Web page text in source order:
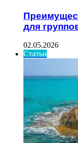
для
02.05.2026
Статьи